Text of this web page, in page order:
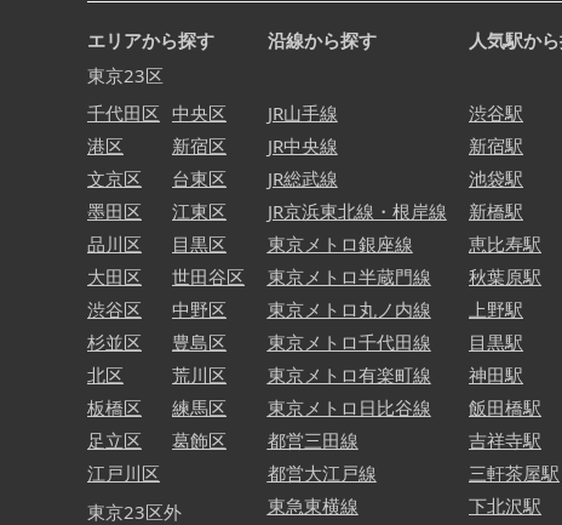
エリアから探す
東京23区
千代田区
港区
文京区
墨田区
品川区
大田区
渋谷区
杉並区
北区
板橋区
足立区
江戸川区
中央区
新宿区
台東区
江東区
目黒区
世田谷区
中野区
豊島区
荒川区
練馬区
葛飾区
東京23区外
沿線から探す
JR山手線
JR中央線
JR総武線
JR京浜東北線・根岸線
東京メトロ銀座線
東京メトロ半蔵門線
東京メトロ丸ノ内線
東京メトロ千代田線
東京メトロ有楽町線
東京メトロ日比谷線
都営三田線
都営大江戸線
東急東横線
人気駅か
渋谷駅
新宿駅
池袋駅
新橋駅
恵比寿駅
秋葉原駅
上野駅
目黒駅
神田駅
飯田橋駅
吉祥寺駅
三軒茶屋駅
下北沢駅